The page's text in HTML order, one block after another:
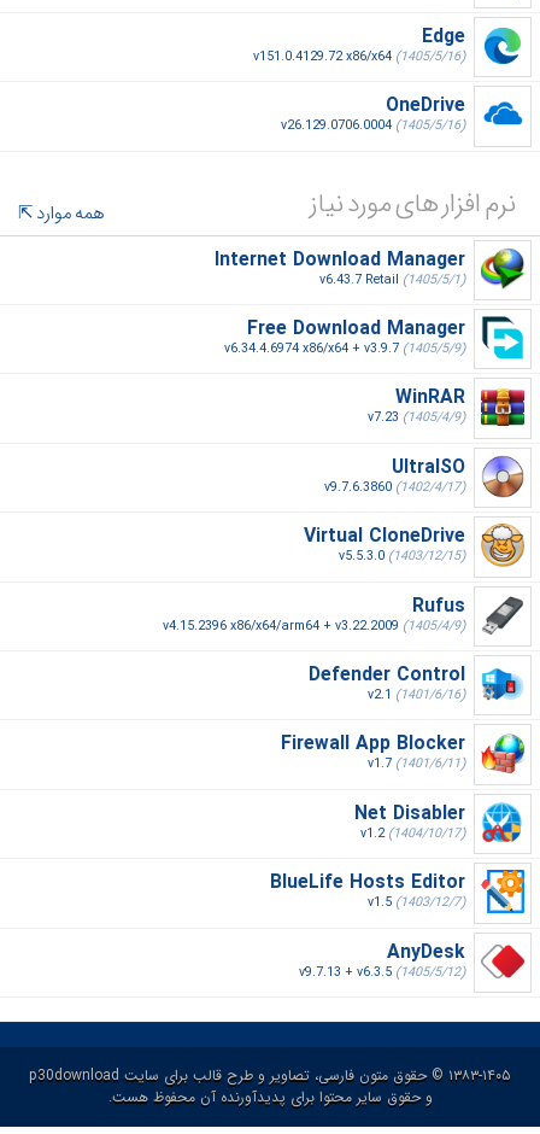
Edge
v151.0.4129.72 x86/x64 (1405/5/16)
OneDrive
v26.129.0706.0004 (1405/5/16)
نرم افزار های مورد نیاز
همه موارد
Internet Download Manager
v6.43.7 Retail (1405/5/1)
Free Download Manager
v6.34.4.6974 x86/x64 + v3.9.7 (1405/5/9)
WinRAR
v7.23 (1405/4/9)
UltraISO
v9.7.6.3860 (1402/4/17)
Virtual CloneDrive
v5.5.3.0 (1403/12/15)
Rufus
v4.15.2396 x86/x64/arm64 + v3.22.2009 (1405/4/9)
Defender Control
v2.1 (1401/6/16)
Firewall App Blocker
v1.7 (1401/6/11)
Net Disabler
v1.2(1404/10/17)
BlueLife Hosts Editor
v1.5 (1403/12/7)
AnyDesk
v9.7.13 + v6.3.5 (1405/5/12)
۱۳۸۳-۱۴۰۵ © حقوق متون فارسی، تصاویر و طرح قالب برای سایت p30download
و حقوق سایر محتوا برای پدیدآورنده آن محفوظ هست.